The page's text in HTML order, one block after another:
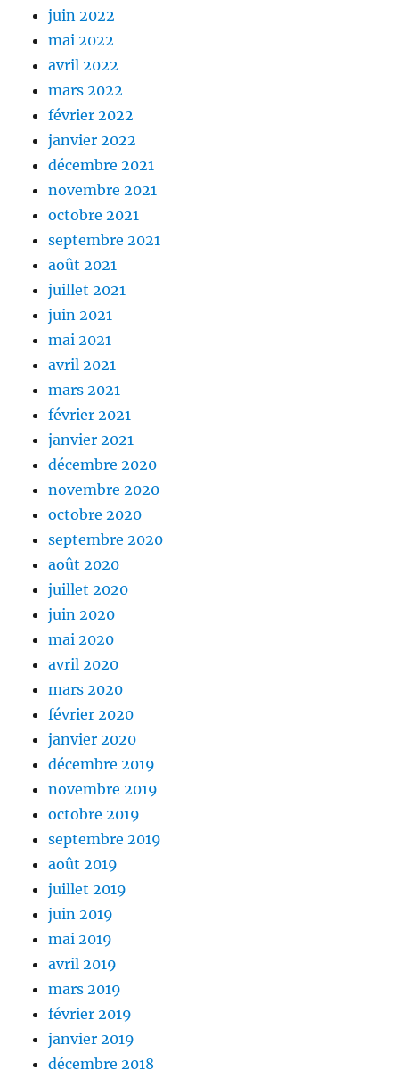
juin 2022
mai 2022
avril 2022
mars 2022
février 2022
janvier 2022
décembre 2021
novembre 2021
octobre 2021
septembre 2021
août 2021
juillet 2021
juin 2021
mai 2021
avril 2021
mars 2021
février 2021
janvier 2021
décembre 2020
novembre 2020
octobre 2020
septembre 2020
août 2020
juillet 2020
juin 2020
mai 2020
avril 2020
mars 2020
février 2020
janvier 2020
décembre 2019
novembre 2019
octobre 2019
septembre 2019
août 2019
juillet 2019
juin 2019
mai 2019
avril 2019
mars 2019
février 2019
janvier 2019
décembre 2018